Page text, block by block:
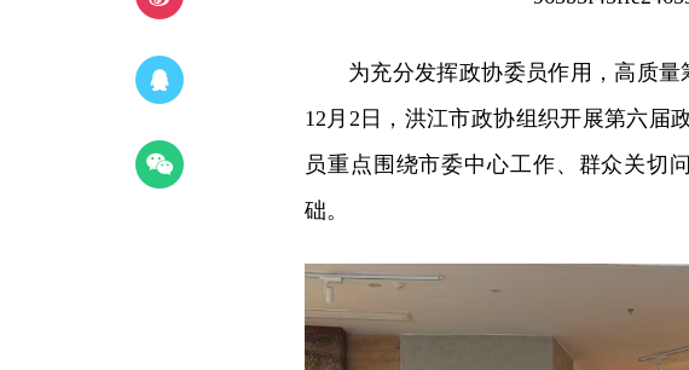
为充分发挥政协委员作用，高质
12月2日，洪江市政协组织开展第六届
员重点围绕市委中心工作、群众关切
础。